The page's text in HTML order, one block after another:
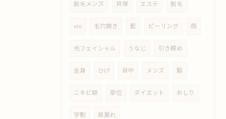
脱毛メンズ 貝塚 エステ 脱毛
vio 毛穴開き 髭 ピーリング 顔
光フェイシャル うなじ 引き締め
全身 ひげ 背中 メンズ 脇
ニキビ跡 部位 ダイエット おしり
学割 尿漏れ